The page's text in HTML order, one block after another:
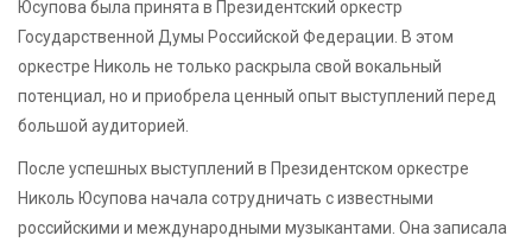
Юсупова была принята в Президентский оркестр
Государственной Думы Российской Федерации. В этом
оркестре Николь не только раскрыла свой вокальный
потенциал, но и приобрела ценный опыт выступлений перед
большой аудиторией.
После успешных выступлений в Президентском оркестре
Николь Юсупова начала сотрудничать с известными
российскими и международными музыкантами. Она записала